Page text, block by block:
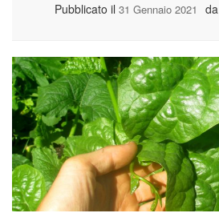
Pubblicato il 31 Gennaio 2021 da